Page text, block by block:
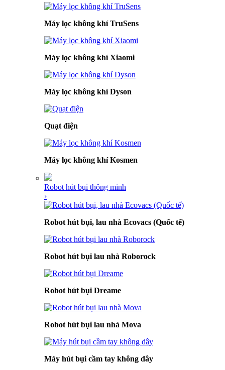
Máy lọc không khí TruSens
Máy lọc không khí Xiaomi
Máy lọc không khí Dyson
Quạt điện
Máy lọc không khí Kosmen
Robot hút bụi thông minh
›
Robot hút bụi, lau nhà Ecovacs (Quốc tế)
Robot hút bụi lau nhà Roborock
Robot hút bụi Dreame
Robot hút bụi lau nhà Mova
Máy hút bụi cầm tay không dây